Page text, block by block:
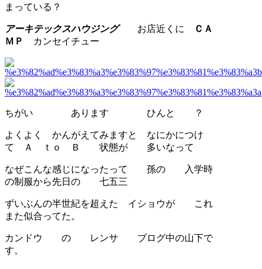
まっている？
アーキテックスハウジング お店近くに
ＣＡ
ＭＰ
カンセイチュー
ちがい あります ひんと ？
よくよく かんがえてみますと なにかにつけ
て Ａ ｔｏ Ｂ 状態が 多いなって
なぜこんな感じになったって 孫の 入学時
の制服から先日の 七五三
ずいぶんの半世紀を超えた イショウが これ
また似合ってた。
カンドウ の レンサ ブログ中の山下で
す。